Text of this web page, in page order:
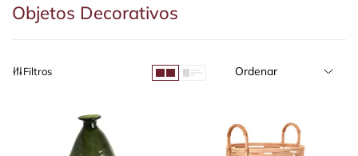
Objetos Decorativos
Filtros Ordenar